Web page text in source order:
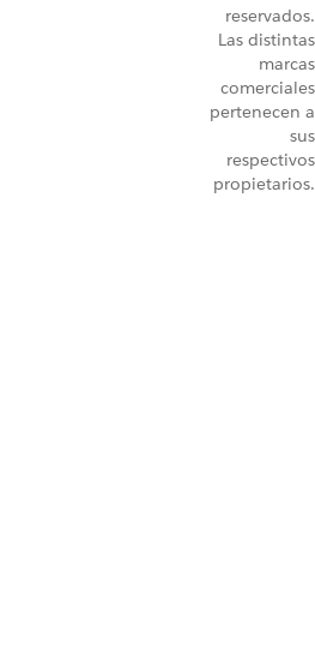
reservados.
Las distintas
marcas
comerciales
pertenecen a
sus
respectivos
propietarios.